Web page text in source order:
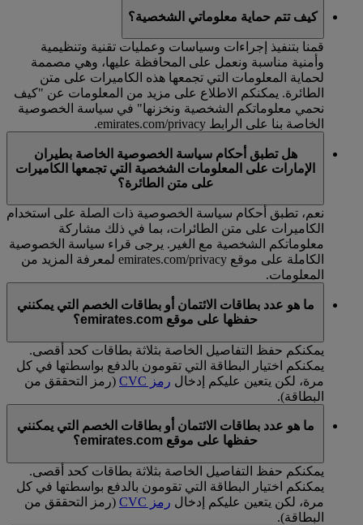
كيف تتم حماية معلوماتي الشخصية؟
قمنا بتنفيذ إجراءات وسياسات وعمليات تقنية وتنظيمية
وأمنية مناسبة ونعمل على المحافظة عليها، وهي مصممة
لحماية المعلومات التي تجمعها هذه الكاميرات على متن
الطائرة. يمكنكم الاطلاع على مزيد من المعلومات عن "كيف
نحمي معلوماتكم الشخصية ونخزنها" في سياسة الخصوصية
الخاصة بنا على الرابط emirates.com/privacy.
هل تطبق أحكام سياسة الخصوصية الخاصة بطيران
الإمارات على المعلومات الشخصية التي تجمعها الكاميرات
على متن الطائرة؟
نعم، تطبق أحكام سياسة الخصوصية ذات الصلة على استخدام
الكاميرات على متن الطائرات، بما في ذلك مشاركة
معلوماتكم الشخصية مع الغير. يرجى قراء سياسة الخصوصية
الكاملة على موقع emirates.com/privacy لمعرفة المزيد من
المعلومات.
ما هو عدد بطاقات الائتمان أو بطاقات الخصم التي يمكنني
حفظها على موقع emirates.com؟
يمكنكم حفظ التفاصيل الخاصة بثلاثة بطاقات كحد أقصى.
يمكنكم اختيار البطاقة التي تقومون بالدفع بواسطتها في كل
مرة، لكن يتعين عليكم إدخال رمز CVC
(رمز التحققق من
البطاقة).
ما هو عدد بطاقات الائتمان أو بطاقات الخصم التي يمكنني
حفظها على موقع emirates.com؟
يمكنكم حفظ التفاصيل الخاصة بثلاثة بطاقات كحد أقصى.
يمكنكم اختيار البطاقة التي تقومون بالدفع بواسطتها في كل
مرة، لكن يتعين عليكم إدخال رمز CVC
(رمز التحققق من
البطاقة).